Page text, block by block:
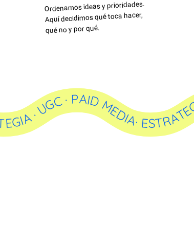
Ordenamos ideas y prioridades.
Aquí decidimos qué toca hacer,
qué no y por qué.
· PAID MEDIA· ESTRATEGIA · UGC · PAID MEDIA· ESTRATEGIA · UGC · PAID